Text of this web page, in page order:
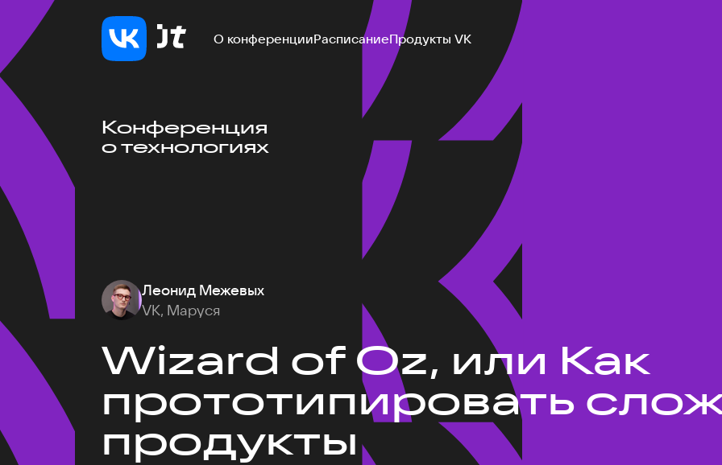
О конференцииРасписаниеПродукты VK
Конференция
о технологиях
Леонид Межевых
VK, Маруся
Wizard of Oz, или Как
прототипировать
продукты